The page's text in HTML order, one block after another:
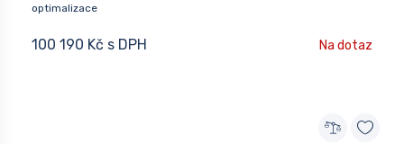
optimalizace
100 190 Kč s DPH Na dotaz